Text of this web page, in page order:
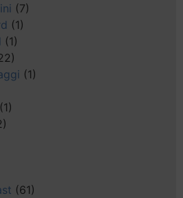
(7)
(1)
(1)
(1)
(1)
(61)